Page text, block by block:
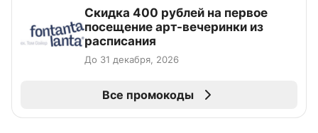
Cкидка 400 рублей на первое
посещение арт-вечеринки из
расписания
До 31 декабря, 2026
Все промокоды